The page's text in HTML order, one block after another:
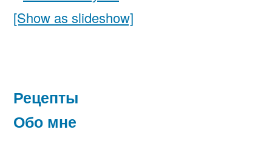
[Show as slideshow]
Рецепты
Обо мне